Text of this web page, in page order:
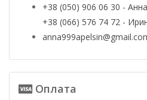
+38 (050) 906 06 30 -
+38 (066) 576 74 72 -
Оплата